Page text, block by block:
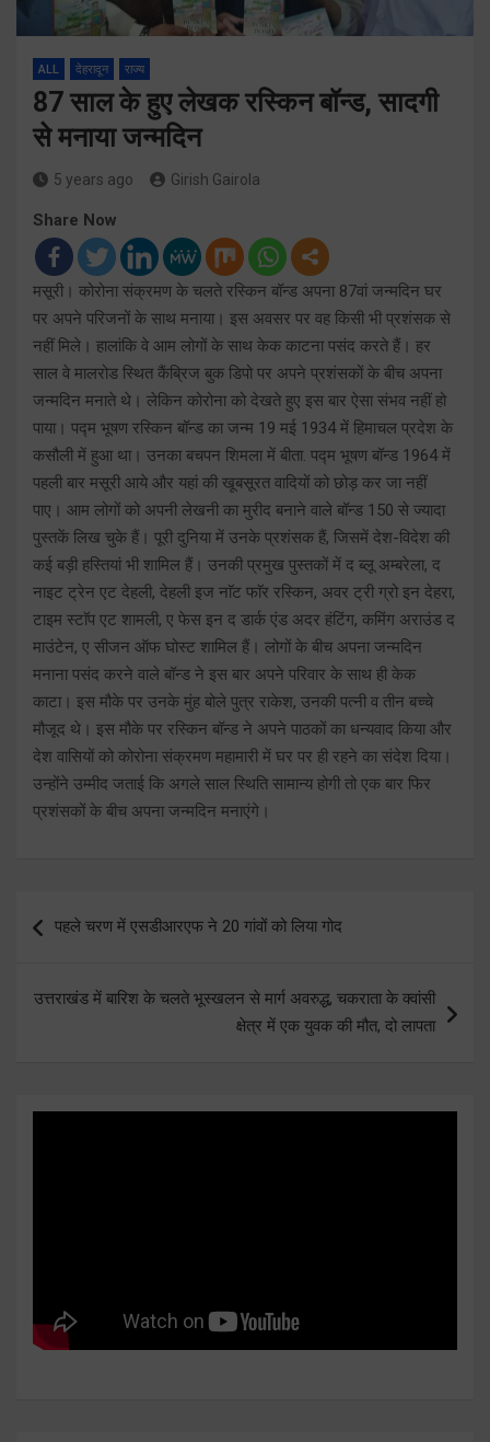
ALL देहरादून राज्य
87 साल के हुए लेखक रस्किन बॉन्ड, सादगी
से मनाया जन्मदिन
5 years ago Girish Gairola
Share Now
मसूरी। कोरोना संक्रमण के चलते रस्किन बॉन्ड अपना 87वां जन्मदिन घर
पर अपने परिजनों के साथ मनाया। इस अवसर पर वह किसी भी प्रशंसक से
नहीं मिले। हालांकि वे आम लोगों के साथ केक काटना पसंद करते हैं। हर
साल वे मालरोड स्थित कैंब्रिज बुक डिपो पर अपने प्रशंसकों के बीच अपना
जन्मदिन मनाते थे। लेकिन कोरोना को देखते हुए इस बार ऐसा संभव नहीं हो
पाया। पद्म भूषण रस्किन बॉन्ड का जन्म 19 मई 1934 में हिमाचल प्रदेश के
कसौली में हुआ था। उनका बचपन शिमला में बीता. पद्म भूषण बॉन्ड 1964 में
पहली बार मसूरी आये और यहां की खूबसूरत वादियों को छोड़ कर जा नहीं
पाए। आम लोगों को अपनी लेखनी का मुरीद बनाने वाले बॉन्ड 150 से ज्यादा
पुस्तकें लिख चुके हैं। पूरी दुनिया में उनके प्रशंसक हैं, जिसमें देश-विदेश की
कई बड़ी हस्तियां भी शामिल हैं। उनकी प्रमुख पुस्तकों में द ब्लू अम्बरेला, द
नाइट ट्रेन एट देहली, देहली इज नाॅट फाॅर रस्किन, अवर ट्री ग्रो इन देहरा,
टाइम स्टाॅप एट शामली, ए फेस इन द डार्क एंड अदर हंटिंग, कमिंग अराउंड द
माउंटेन, ए सीजन ऑफ घोस्ट शामिल हैं। लोगों के बीच अपना जन्मदिन
मनाना पसंद करने वाले बॉन्ड ने इस बार अपने परिवार के साथ ही केक
काटा। इस मौके पर उनके मुंह बोले पुत्र राकेश, उनकी पत्नी व तीन बच्चे
मौजूद थे। इस मौके पर रस्किन बॉन्ड ने अपने पाठकों का धन्यवाद किया और
देश वासियों को कोरोना संक्रमण महामारी में घर पर ही रहने का संदेश दिया।
उन्होंने उम्मीद जताई कि अगले साल स्थिति सामान्य होगी तो एक बार फिर
प्रशंसकों के बीच अपना जन्मदिन मनाएंगे।
navigation
पहले चरण में एसडीआरएफ ने 20 गांवों को लिया गोद
उत्तराखंड में बारिश के चलते भूस्खलन से मार्ग अवरुद्ध, चकराता के क्वांसी
क्षेत्र में एक युवक की मौत, दो लापता